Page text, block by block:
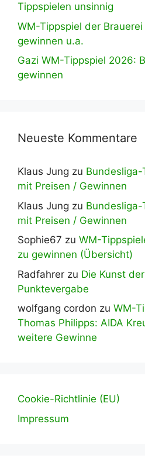
Tippspielen unsinnig
WM-Tippspiel der
gewinnen u.a.
Gazi WM-Tippspiel 2026:
gewinnen
Neueste Kommentare
Klaus Jung zu
mit Preisen / Gewinnen
Klaus Jung zu
mit Preisen / Gewinnen
Sophie67 zu WM-
zu gewinnen (Übersicht)
Radfahrer zu Die Kunst
Punktevergabe
wolfgang cordon zu WM-
Thomas Philipps: AIDA
weitere Gewinne
Cookie-Richtlinie (EU)
Impressum